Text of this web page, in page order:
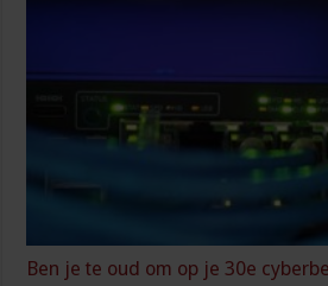
Ben je te oud om op je 30e